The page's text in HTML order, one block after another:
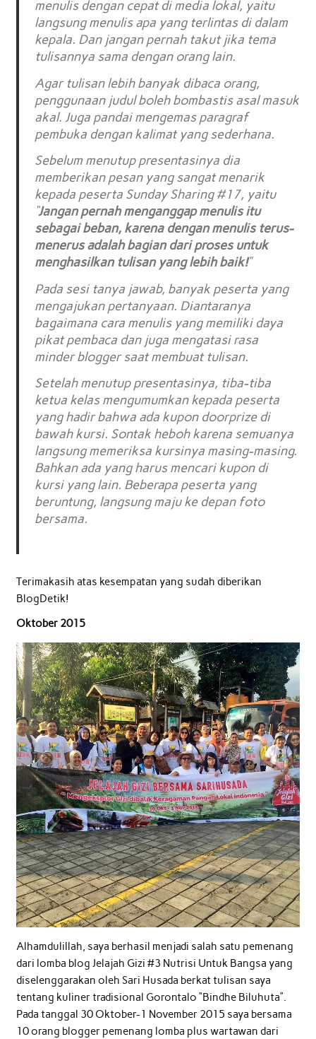
menulis dengan cepat di media lokal, yaitu
langsung menulis apa yang terlintas di dalam
kepala. Dan jangan pernah takut jika tema
tulisannya sama dengan orang lain.
Agar tulisan lebih banyak dibaca orang,
penggunaan judul boleh bombastis asal masuk
akal. Juga pandai mengemas paragraf
pembuka dengan kalimat yang sederhana.
Sebelum menutup presentasinya dia
memberikan pesan yang sangat menarik
kepada peserta Sunday Sharing #17, yaitu
“Jangan pernah menganggap menulis itu
sebagai beban, karena dengan menulis terus-
menerus adalah bagian dari proses untuk
menghasilkan tulisan yang lebih baik!”
Pada sesi tanya jawab, banyak peserta yang
mengajukan pertanyaan. Diantaranya
bagaimana cara menulis yang memiliki daya
pikat pembaca dan juga mengatasi rasa
minder blogger saat membuat tulisan.
Setelah menutup presentasinya, tiba-tiba
ketua kelas mengumumkan kepada peserta
yang hadir bahwa ada kupon doorprize di
bawah kursi. Sontak heboh karena semuanya
langsung memeriksa kursinya masing-masing.
Bahkan ada yang harus mencari kupon di
kursi yang lain. Beberapa peserta yang
beruntung, langsung maju ke depan foto
bersama.
Terimakasih atas kesempatan yang sudah diberikan
BlogDetik!
Oktober 2015
Alhamdulillah, saya berhasil menjadi salah satu pemenang
dari lomba blog Jelajah Gizi #3 Nutrisi Untuk Bangsa yang
diselenggarakan oleh Sari Husada berkat tulisan saya
tentang kuliner tradisional Gorontalo “Bindhe Biluhuta”.
Pada tanggal 30 Oktober-1 November 2015 saya bersama
10 orang blogger pemenang lomba plus wartawan dari